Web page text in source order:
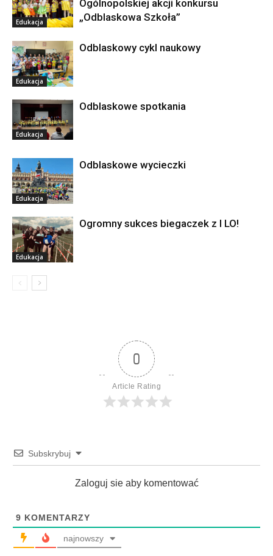
Edukacja
Ogólnopolskiej akcji konkursu
„Odblaskowa Szkoła”
Edukacja
Odblaskowy cykl naukowy
Edukacja
Odblaskowe spotkania
Edukacja
Odblaskowe wycieczki
Edukacja
Ogromny sukces biegaczek z I LO!
0
Article Rating
Subskrybuj
Zaloguj sie aby komentować
9 KOMENTARZY
najnowszy